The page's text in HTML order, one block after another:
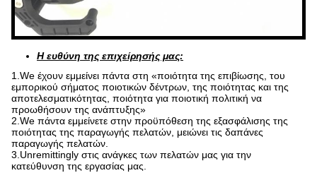
Η ευθύνη της επιχείρησής μας:
1.We έχουν εμμείνει πάντα στη «ποιότητα της επιβίωσης, του
εμπορικού σήματος ποιοτικών δέντρων, της ποιότητας και της
αποτελεσματικότητας, ποιότητα για ποιοτική πολιτική να
προωθήσουν της ανάπτυξης»
2.We πάντα εμμείνετε στην προϋπόθεση της εξασφάλισης της
ποιότητας της παραγωγής πελατών, μειώνει τις δαπάνες
παραγωγής πελατών.
3.Unremittingly στις ανάγκες των πελατών μας για την
κατεύθυνση της εργασίας μας.